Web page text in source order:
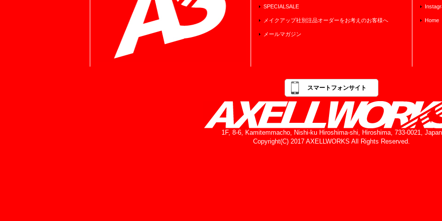
SPECIALSALE
メイクアップ社別注品オーダーをお考えのお客様へ
メールマガジン
Home
スマートフォンサイト
1F, 8-6, Kamitemmacho, Nishi-ku Hiroshima-shi, Hiroshima, 733-0021, Japan
Copyright(C) 2017 AXELLWORKS All Rights Reserved.